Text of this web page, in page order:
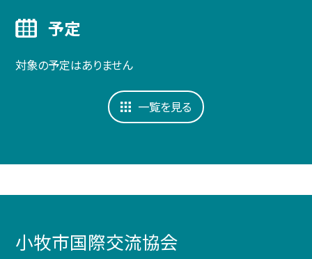
予定
対象の予定はありません
一覧を見る
小牧市国際交流協会